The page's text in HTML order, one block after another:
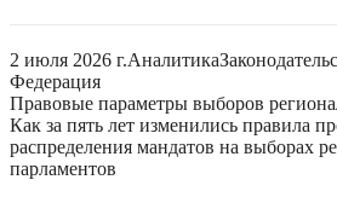
2 июля 2026 г.Аналитика
Федерация
Правовые параметры выборов
Как за пять лет изменились правила
распределения мандатов на выборах
парламентов